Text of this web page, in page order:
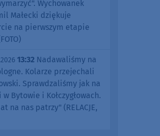
Wychowanek
Małecki dziękuje
na pierwszym etapie
13:32 Nadawaliśmy na
Kolarze przejechali
Sprawdzaliśmy jak na
Bytowie i Kołczygłowach.
na nas patrzy" (RELACJE,